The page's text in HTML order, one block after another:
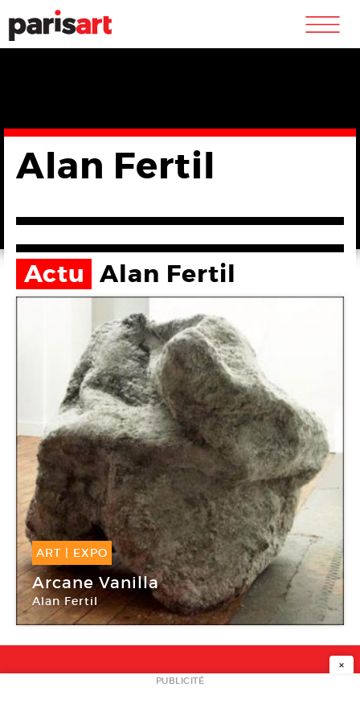
m
Alan Fertil
Actu Alan Fertil
ART | EXPO
12 Avr -12 Juil 2014
Arcane Vanilla
Alan Fertil
40mcube
NEWSLETTER
×
PUBLICITÉ